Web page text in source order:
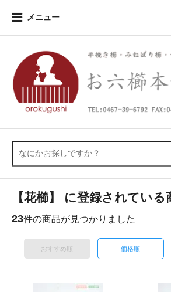
メニュー
【花櫛】 に登録されている
23件の商品が見つかりました
おすすめ順 価格順